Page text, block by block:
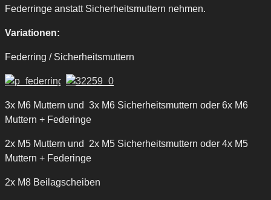
Federringe anstatt Sicherheitsmuttern nehmen.
Variationen:
Federring / Sicherheitsmuttern
3x M6 Muttern und 3x M6 Sicherheitsmuttern oder 6x M6
Muttern + Federinge
2x M5 Muttern und 2x M5 Sicherheitsmuttern oder 4x M5
Muttern + Federinge
2x M8 Beilagscheiben